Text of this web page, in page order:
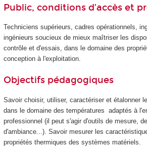
Public, conditions d’accès et
Techniciens supérieurs, cadres opérationnels,
ingénieurs soucieux de mieux maîtriser les
contrôle et d'essais, dans le domaine des
conception à l'exploitation.
Objectifs pédagogiques
Savoir choisir, utiliser, caractériser et étalonner
dans le domaine des températures adaptés à
professionnel (il peut s'agir d'outils de mesure,
d'ambiance...). Savoir mesurer les
propriétés thermiques des systèmes matériels.